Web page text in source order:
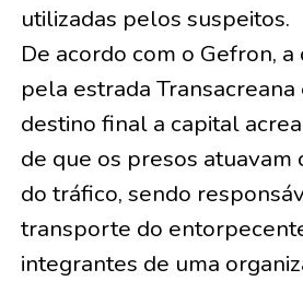
utilizadas pelos suspeitos.
De acordo com o Gefron,
pela estrada
destino final a capital
de que os presos atuavam
do tráfico, sendo
transporte do
integrantes de uma